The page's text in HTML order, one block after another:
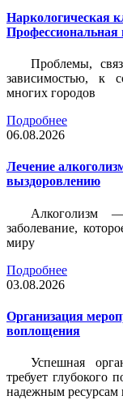
Наркологическая
Профессиональная
Проблемы,
зависимостью, к
многих городов
Подробнее
06.08.2026
Лечение
выздоровлению
Алкоголизм
заболевание,
миру
Подробнее
03.08.2026
Организация
воплощения
Успешная
требует глубокого
надежным ресурсам